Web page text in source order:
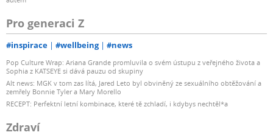
Pro generaci Z
#inspirace #wellbeing #news
Pop Culture Wrap: Ariana Grande promluvila o svém ústupu z veřejného života a
Sophia z KATSEYE si dává pauzu od skupiny
Alt news: MGK v tom zas lítá, Jared Leto byl obviněný ze sexuálního obtěžování a
zemřely Bonnie Tyler a Mary Morello
RECEPT: Perfektní letní kombinace, které tě zchladí, i kdybys nechtěl*a
Zdraví